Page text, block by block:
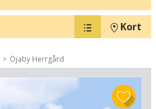
Kort
Öjaby Herrgård